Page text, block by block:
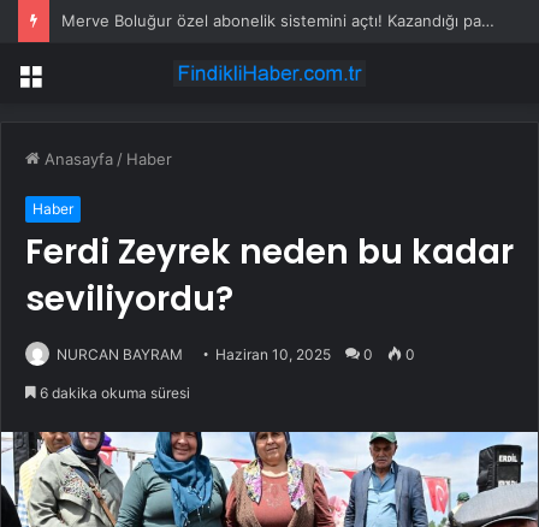
Merve Boluğur özel abonelik sistemini açtı! Kazandığı para dikkat çekti
Menü
Anasayfa / Haber
Haber
Ferdi Zeyrek neden bu kadar
seviliyordu?
NURCAN BAYRAM Haziran 10, 2025 0 0
6 dakika okuma süresi